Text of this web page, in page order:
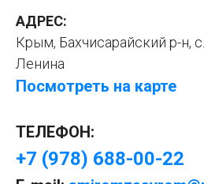
АДРЕС:
Крым, Бахчисарайский р-н,
Ленина
Посмотреть на карте
ТЕЛЕФОН:
+7 (978) 688-00-22